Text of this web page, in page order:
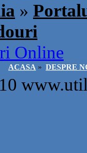
»
Online
ACASA » DESPRE